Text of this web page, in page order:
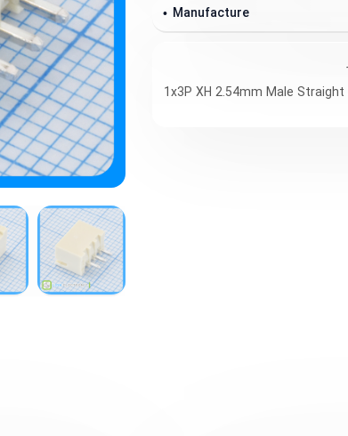
Manufacture
1x3P XH 2.54mm Male